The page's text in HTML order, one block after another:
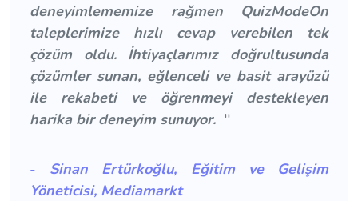
deneyimlememize rağmen QuizModeOn
taleplerimize hızlı cevap verebilen tek
çözüm oldu. İhtiyaçlarımız doğrultusunda
çözümler sunan, eğlenceli ve basit arayüzü
ile rekabeti ve öğrenmeyi destekleyen
harika bir deneyim sunuyor. ''
- Sinan Ertürkoğlu, Eğitim ve Gelişim
Yöneticisi, Mediamarkt